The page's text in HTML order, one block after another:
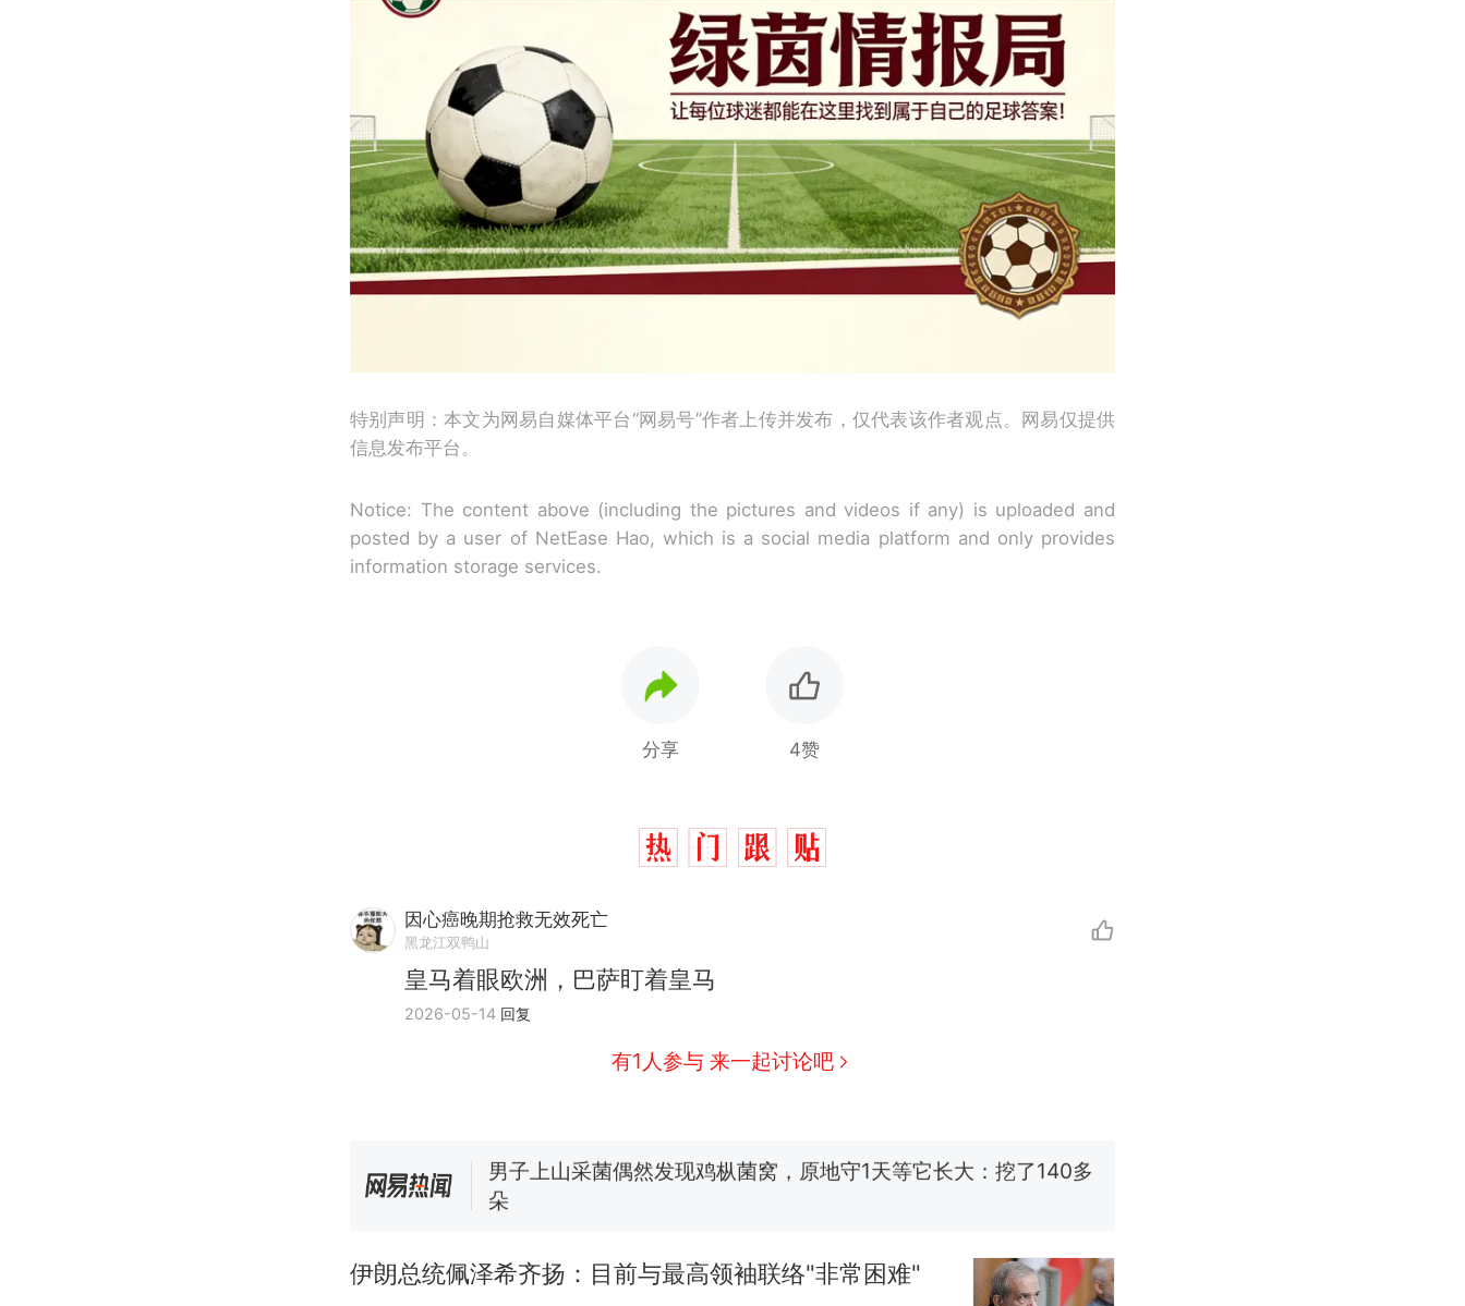
特别声明：本文为网易自媒体平台“网易号”作者上传并发布，仅代表该作者观点。网易仅提供
信息发布平台。
Notice: The content above (including the pictures and videos if any) is uploaded and
posted by a user of NetEase Hao, which is a social media platform and only provides
information storage services.
分享 4赞
因心癌晚期抢救无效死亡
黑龙江双鸭山
皇马着眼欧洲，巴萨盯着皇马
2026-05-14 回复
有1人参与 来一起讨论吧
热 那个在床头放菜刀的女孩，因老师一句“跟我回家”改写了人生
制裁瓜子饺子，美国怕什么？
男子上山采菌偶然发现鸡枞菌窝，原地守1天等它长大：挖了140多
朵
参考消息）
伊朗总统佩泽希齐扬：目前与最高领袖联络"非常困难"